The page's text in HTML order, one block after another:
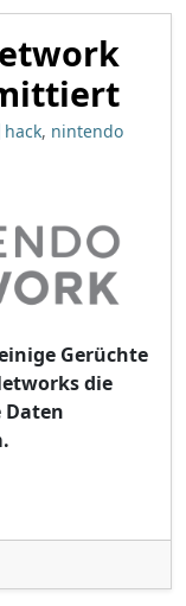
hack, nintendo
Gerüchte
die
Daten
Accounts
Network